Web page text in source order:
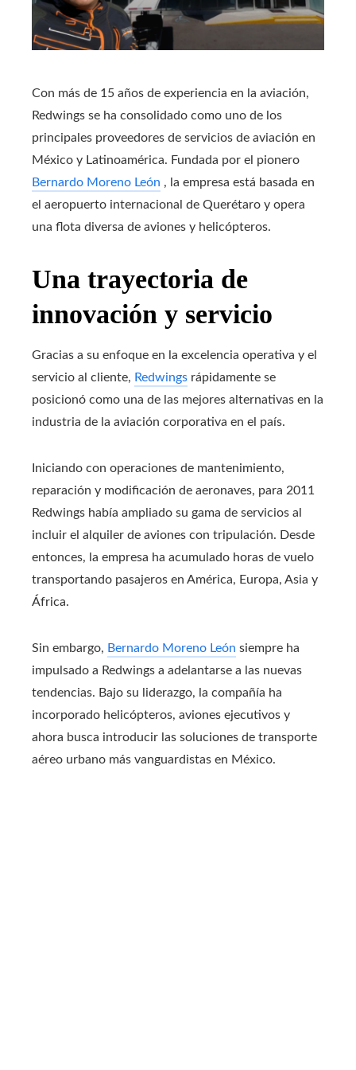
Con más de 15 años de experiencia en la aviación,
Redwings se ha consolidado como uno de los
principales proveedores de servicios de aviación en
México y Latinoamérica. Fundada por el pionero
Bernardo Moreno León , la empresa está basada en
el aeropuerto internacional de Querétaro y opera
una flota diversa de aviones y helicópteros.
Una trayectoria de
innovación y servicio
Gracias a su enfoque en la excelencia operativa y el
servicio al cliente, Redwings rápidamente se
posicionó como una de las mejores alternativas en la
industria de la aviación corporativa en el país.
Iniciando con operaciones de mantenimiento,
reparación y modificación de aeronaves, para 2011
Redwings había ampliado su gama de servicios al
incluir el alquiler de aviones con tripulación. Desde
entonces, la empresa ha acumulado horas de vuelo
transportando pasajeros en América, Europa, Asia y
África.
Sin embargo, Bernardo Moreno León siempre ha
impulsado a Redwings a adelantarse a las nuevas
tendencias. Bajo su liderazgo, la compañía ha
incorporado helicópteros, aviones ejecutivos y
ahora busca introducir las soluciones de transporte
aéreo urbano más vanguardistas en México.